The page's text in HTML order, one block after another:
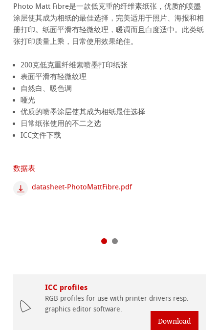
Photo Matt Fibre是一款低克重的纤维素纸张，优质的喷墨
涂层使其成为相纸的最佳选择，完美适用于照片、海报和相
册打印。纸面平滑有轻微纹理，暖调而且白度适中。此类纸
张打印质量上乘，日常使用效果绝佳。
200克低克重纤维素喷墨打印纸张
表面平滑有轻微纹理
自然白、暖色调
哑光
优质的喷墨涂层使其成为相纸最佳选择
日常纸张使用的不二之选
ICC文件下载
数据表
datasheet-PhotoMattFibre.pdf
ICC profiles
RGB profiles for use with printer drivers resp.
graphics editor software.
Download